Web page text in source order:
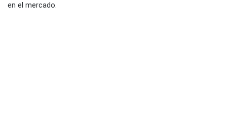
en el mercado.